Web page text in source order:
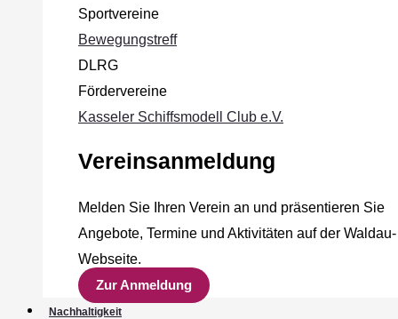
Sportvereine
Bewegungstreff
DLRG
Fördervereine
Kasseler Schiffsmodell Club e.V.
Vereinsanmeldung
Melden Sie Ihren Verein an und präsentieren Sie
Angebote, Termine und Aktivitäten auf der Waldau-
Webseite.
Zur Anmeldung
Nachhaltigkeit